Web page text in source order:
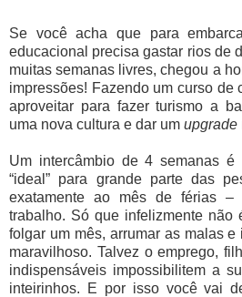
Se você acha que para
educacional precisa gastar rios de
muitas semanas livres, chegou a
impressões! Fazendo um curso de
aproveitar para fazer turismo a
uma nova cultura e dar um upgrade
Um intercâmbio de 4 semanas é
“ideal” para grande parte das
exatamente ao mês de férias
trabalho. Só que infelizmente não
folgar um mês, arrumar as malas
maravilhoso. Talvez o emprego,
indispensáveis impossibilitem a
inteirinhos. E por isso você vai